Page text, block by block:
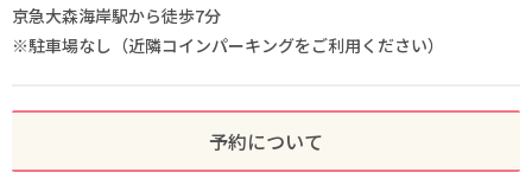
京急大森海岸駅から徒歩7分
※駐車場なし（近隣コインパーキングをご利用ください）
予約について